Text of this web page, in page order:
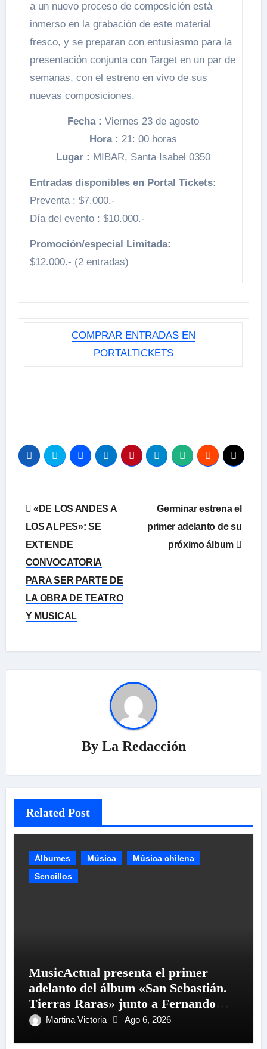
a un nuevo proceso de composición está
inmerso en la grabación de este material
fresco, y se preparan con entusiasmo para la
presentación conjunta con Target en un par de
semanas, con el estreno en vivo de sus
nuevas composiciones.
Fecha : Viernes 23 de agosto
Hora : 21: 00 horas
Lugar : MIBAR, Santa Isabel 0350
Entradas disponibles en Portal Tickets:
Preventa : $7.000.-
Día del evento : $10.000.-
Promoción/especial Limitada:
$12.000.- (2 entradas)
COMPRAR ENTRADAS EN
PORTALTICKETS
Navegación
de
entradas
«DE LOS ANDES A
LOS ALPES»: SE
EXTIENDE
CONVOCATORIA
PARA SER PARTE DE
LA OBRA DE TEATRO
Y MUSICAL
Germinar estrena el
primer adelanto de su
próximo álbum
By La Redacción
Related Post
Álbumes Música
Música chilena
Sencillos
MusicActual presenta el primer
adelanto del álbum «San Sebastián.
Tierras Raras» junto a Fernando
Milagros
Martina Victoria Ago 6, 2026